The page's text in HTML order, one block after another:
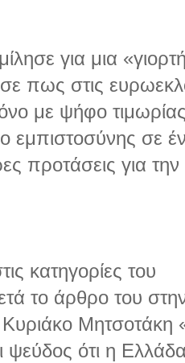
για μια
πως στις
με ψήφο
εμπιστοσύνης σε
προτάσεις για την
κατηγορίες του
το άρθρο του
Μητσοτάκη
ψεύδος ότι η Ελλάδα